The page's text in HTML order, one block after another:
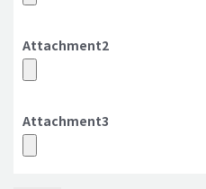
Attachment2
Attachment3